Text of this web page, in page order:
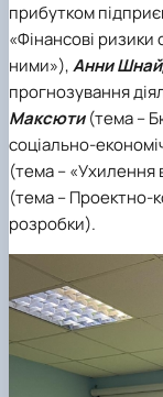
прибутком
«Фінансові ризики
ними»),Анни
прогнозування
Максюти(тема –
соціально-
(тема – «Ухилення
(тема – Проектно-
розробки).